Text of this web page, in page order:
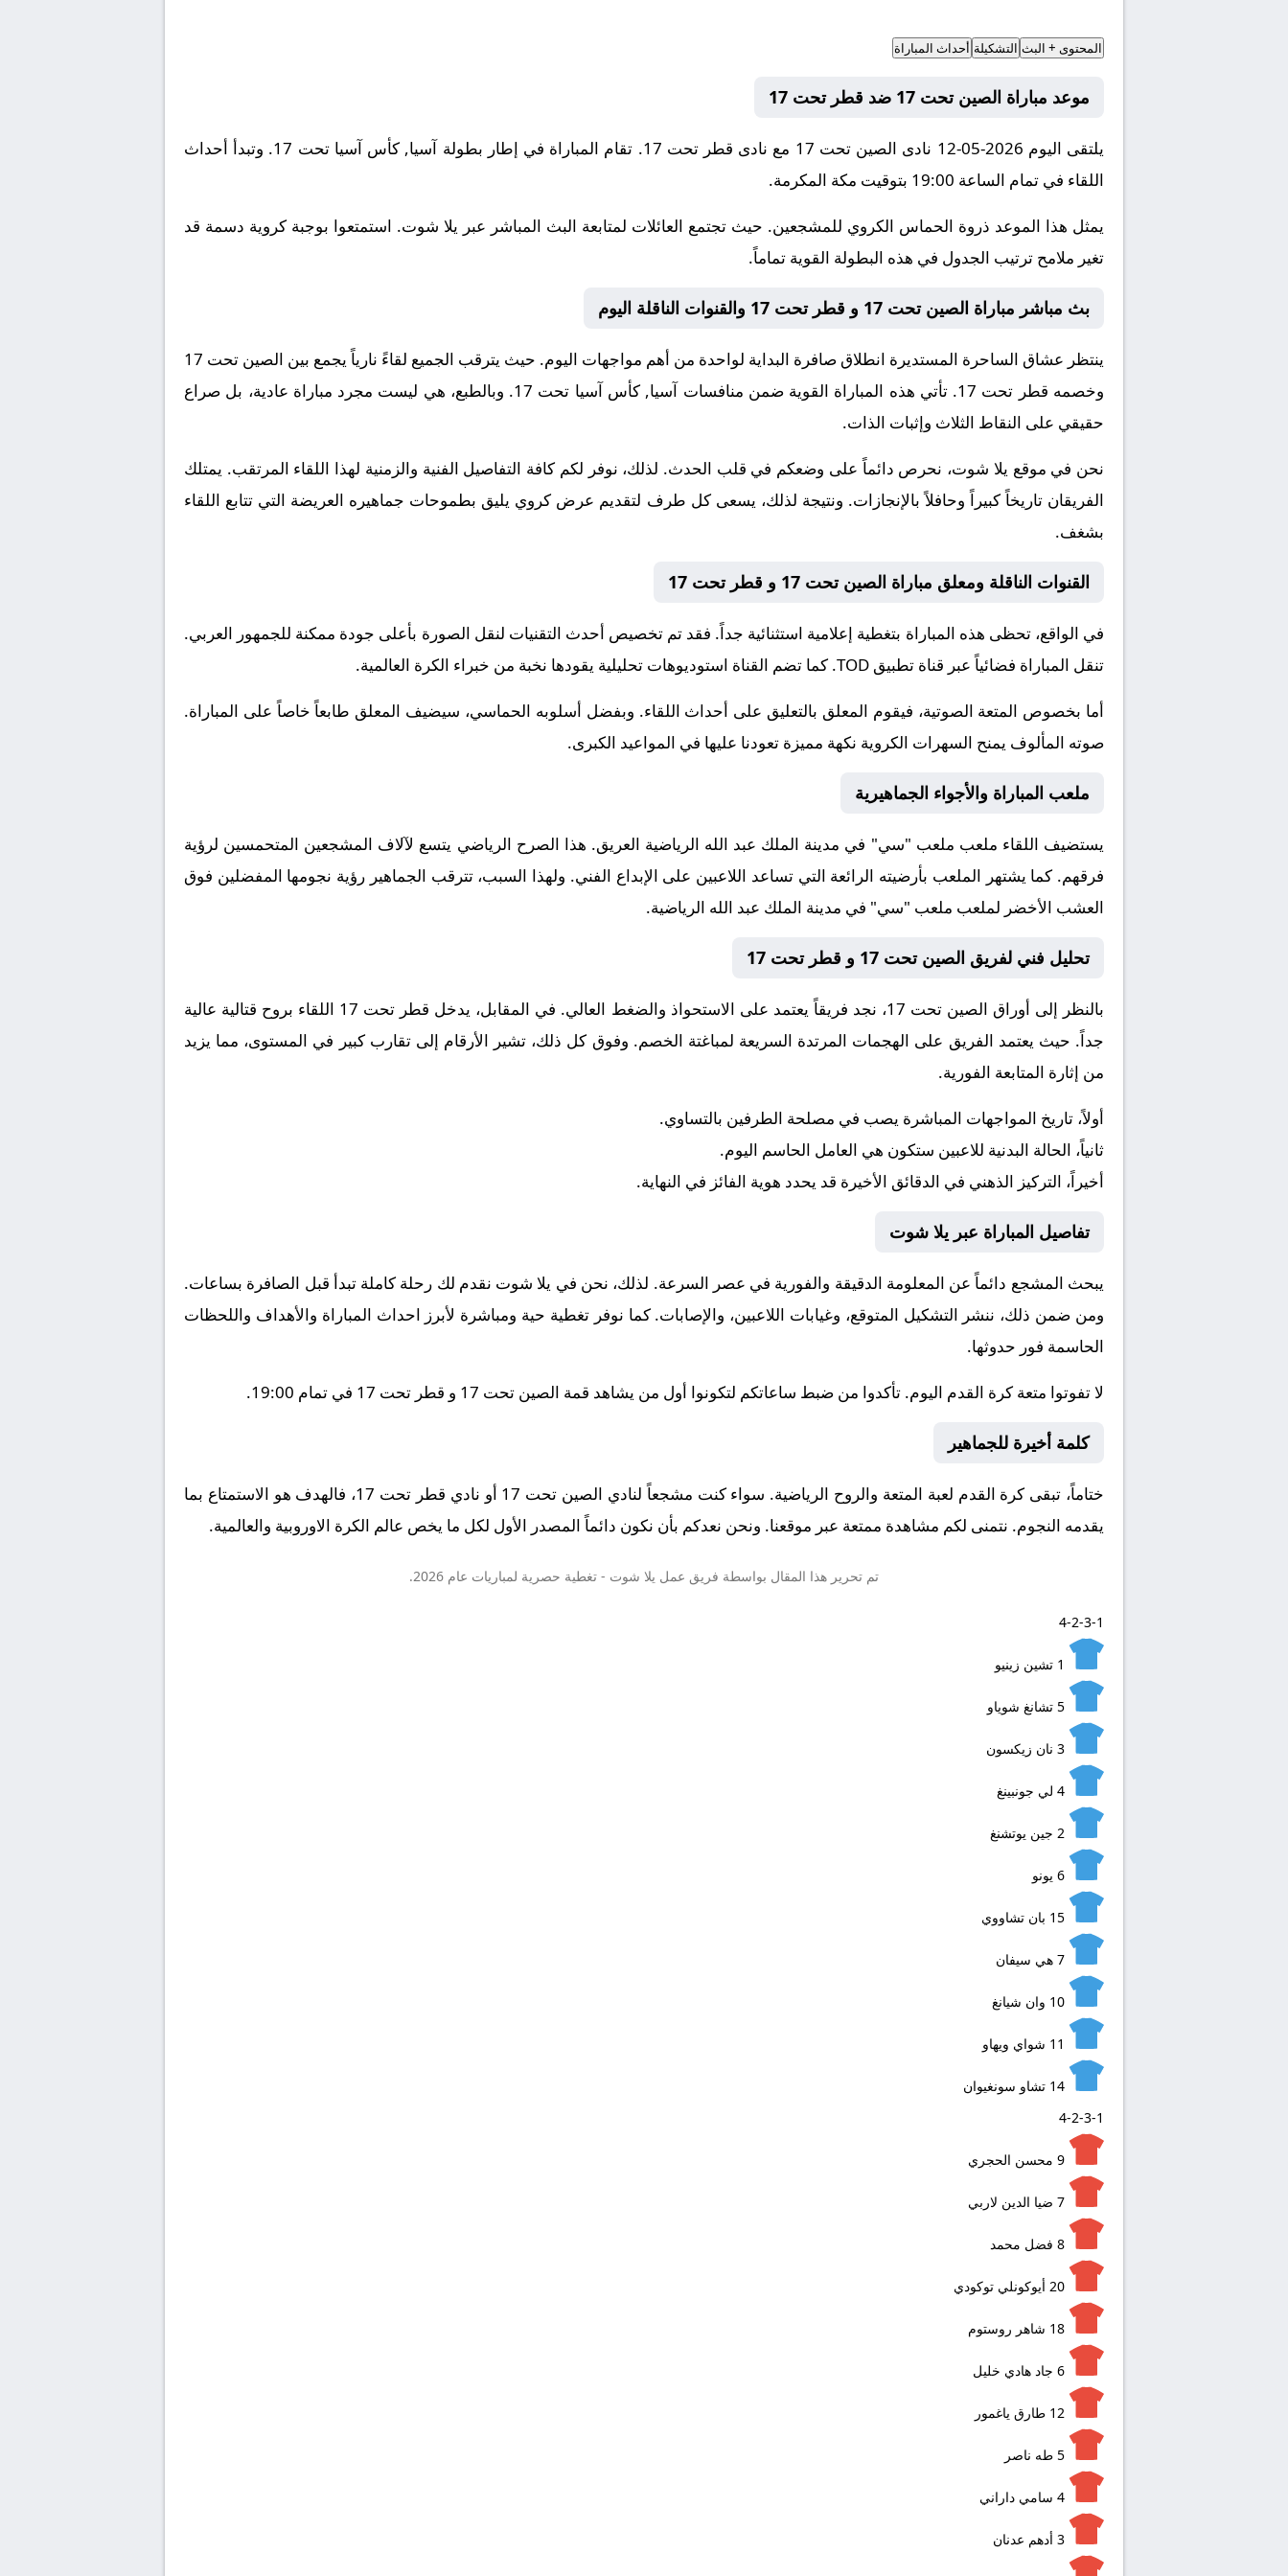
المحتوى + البث التشكيلة أحداث المباراة
موعد مباراة الصين تحت 17 ضد قطر تحت 17
يلتقى اليوم 2026-05-12 نادى الصين تحت 17 مع نادى قطر تحت 17. تقام المباراة في إطار بطولة آسيا, كأس آسيا تحت 17. وتبدأ أحداث
اللقاء في تمام الساعة 19:00 بتوقيت مكة المكرمة.
يمثل هذا الموعد ذروة الحماس الكروي للمشجعين. حيث تجتمع العائلات لمتابعة البث المباشر عبر يلا شوت. استمتعوا بوجبة كروية دسمة قد
تغير ملامح ترتيب الجدول في هذه البطولة القوية تماماً.
بث مباشر مباراة الصين تحت 17 و قطر تحت 17 والقنوات الناقلة اليوم
ينتظر عشاق الساحرة المستديرة انطلاق صافرة البداية لواحدة من أهم مواجهات اليوم. حيث يترقب الجميع لقاءً نارياً يجمع بين الصين تحت 17
وخصمه قطر تحت 17 . تأتي هذه المباراة القوية ضمن منافسات آسيا, كأس آسيا تحت 17
. وبالطبع، هي ليست مجرد مباراة عادية، بل صراع
حقيقي على النقاط الثلاث وإثبات الذات.
نحن في موقع يلا شوت، نحرص دائماً على وضعكم في قلب الحدث. لذلك، نوفر لكم كافة التفاصيل الفنية والزمنية لهذا اللقاء المرتقب. يمتلك
الفريقان تاريخاً كبيراً وحافلاً بالإنجازات. ونتيجة لذلك، يسعى كل طرف لتقديم عرض كروي يليق بطموحات جماهيره العريضة التي تتابع اللقاء
بشغف.
القنوات الناقلة ومعلق مباراة الصين تحت 17 و قطر تحت 17
في الواقع، تحظى هذه المباراة بتغطية إعلامية استثنائية جداً. فقد تم تخصيص أحدث التقنيات لنقل الصورة بأعلى جودة ممكنة للجمهور العربي.
تنقل المباراة فضائياً عبر قناة تطبيق TOD . كما تضم القناة استوديوهات تحليلية يقودها نخبة من خبراء الكرة العالمية.
أما بخصوص المتعة الصوتية، فيقوم المعلق بالتعليق على أحداث اللقاء. وبفضل أسلوبه الحماسي، سيضيف المعلق طابعاً خاصاً على المباراة.
صوته المألوف يمنح السهرات الكروية نكهة مميزة تعودنا عليها في المواعيد الكبرى.
ملعب المباراة والأجواء الجماهيرية
يستضيف اللقاء ملعب ملعب "سي" في مدينة الملك عبد الله الرياضية العريق. هذا الصرح الرياضي يتسع لآلاف المشجعين المتحمسين لرؤية
فرقهم. كما يشتهر الملعب بأرضيته الرائعة التي تساعد اللاعبين على الإبداع الفني. ولهذا السبب، تترقب الجماهير رؤية نجومها المفضلين فوق
العشب الأخضر لملعب ملعب "سي" في مدينة الملك عبد الله الرياضية.
تحليل فني لفريق الصين تحت 17 و قطر تحت 17
بالنظر إلى أوراق الصين تحت 17 ، نجد فريقاً يعتمد على الاستحواذ والضغط العالي. في المقابل، يدخل قطر تحت 17
اللقاء بروح قتالية عالية
جداً. حيث يعتمد الفريق على الهجمات المرتدة السريعة لمباغتة الخصم. وفوق كل ذلك، تشير الأرقام إلى تقارب كبير في المستوى، مما يزيد
من إثارة المتابعة الفورية.
أولاً، تاريخ المواجهات المباشرة يصب في مصلحة الطرفين بالتساوي.
ثانياً، الحالة البدنية للاعبين ستكون هي العامل الحاسم اليوم.
أخيراً، التركيز الذهني في الدقائق الأخيرة قد يحدد هوية الفائز في النهاية.
تفاصيل المباراة عبر يلا شوت
يبحث المشجع دائماً عن المعلومة الدقيقة والفورية في عصر السرعة. لذلك، نحن في يلا شوت نقدم لك رحلة كاملة تبدأ قبل الصافرة بساعات.
ومن ضمن ذلك، ننشر التشكيل المتوقع، وغيابات اللاعبين، والإصابات. كما نوفر تغطية حية ومباشرة لأبرز احداث المباراة والأهداف واللحظات
الحاسمة فور حدوثها.
لا تفوتوا متعة كرة القدم اليوم. تأكدوا من ضبط ساعاتكم لتكونوا أول من يشاهد قمة الصين تحت 17 و قطر تحت 17 في تمام 19:00.
كلمة أخيرة للجماهير
ختاماً، تبقى كرة القدم لعبة المتعة والروح الرياضية. سواء كنت مشجعاً لنادي الصين تحت 17 أو نادي قطر تحت 17، فالهدف هو الاستمتاع بما
يقدمه النجوم. نتمنى لكم مشاهدة ممتعة عبر موقعنا. ونحن نعدكم بأن نكون دائماً المصدر الأول لكل ما يخص عالم الكرة الاوروبية والعالمية.
تم تحرير هذا المقال بواسطة فريق عمل يلا شوت - تغطية حصرية لمباريات عام 2026.
4-2-3-1
1 تشين زينيو
5 تشانغ شوياو
3 نان زيكسون
4 لي جونبينغ
2 جين يوتشنغ
6 يونو
15 بان تشاووي
7 هي سيفان
10 وان شيانغ
11 شواي ويهاو
14 تشاو سونغيوان
4-2-3-1
9 محسن الحجري
7 ضيا الدين لاربي
8 فضل محمد
20 أيوكونلي توكودي
18 شاهر روستوم
6 جاد هادي خليل
12 طارق ياغمور
5 طه ناصر
4 سامي داراني
3 أدهم عدنان